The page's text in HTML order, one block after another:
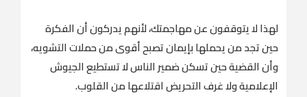
‏لهذا لا يتوقفون عن مهاجمتك، لأنهم يدركون أن الفكرة
حين تجد من يحملها بإيمان تصبح أقوى من حملات التشويه،
وأن القضية حين تسكن ضمير الناس لا تستطيع الجيوش
الإعلامية ولا غرف التحريض اقتلاعها من القلوب.